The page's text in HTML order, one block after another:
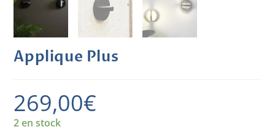
Applique Plus
269,00€
2 en stock